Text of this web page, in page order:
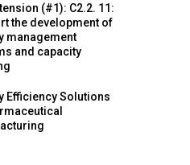
(#1): C2.2. 11:
the development of
management
and capacity
Efficiency Solutions